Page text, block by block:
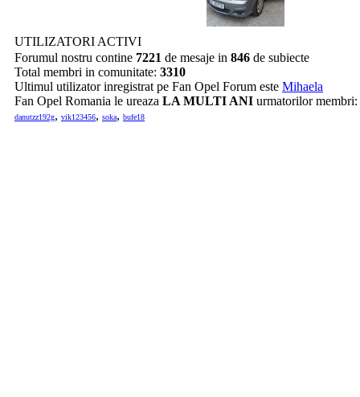
UTILIZATORI ACTIVI
Forumul nostru contine 7221 de mesaje in 846 de subiecte
Total membri in comunitate: 3310
Ultimul utilizator inregistrat pe Fan Opel Forum este Mihaela
Fan Opel Romania le ureaza LA MULTI ANI urmatorilor membri:
danutzz192g, vik123456, soka, bufe18